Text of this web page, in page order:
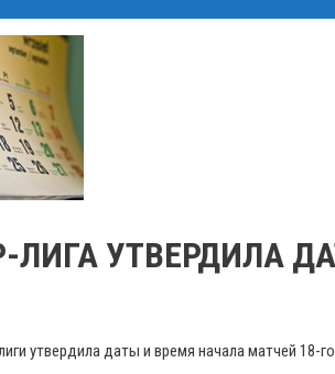
ЛИГА УТВЕРДИЛА
утвердила даты и время начала матчей 18-го